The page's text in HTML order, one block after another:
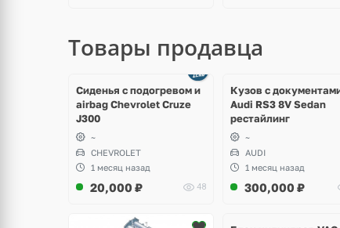
Товары продавца
Сиденья с подогревом и
airbag Chevrolet Cruze
J300
~
CHEVROLET
1 месяц назад
20,000 ₽ 48
Кузов с
Audi RS3 8V Sedan
рестайлинг
~
AUDI
1 месяц назад
300,000 ₽
2 фото